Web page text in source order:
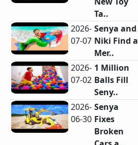
Ta..
2026-
07-07
Senya and
Niki Find a
Mer..
2026-
07-02
1 Million
Balls Fill
Seny..
2026-
06-30
Senya
Fixes
Broken